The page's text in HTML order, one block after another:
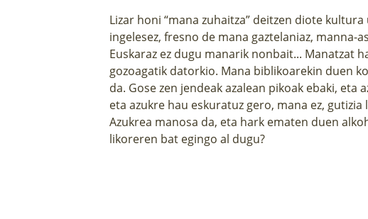
Lizar honi “mana zuhaitza” deitzen diote
ingelesez, fresno de mana gaztelaniaz, manna-
Euskaraz ez dugu manarik nonbait... Manatzat
gozoagatik datorkio. Mana biblikoarekin duen
da. Gose zen jendeak azalean pikoak ebaki,
eta azukre hau eskuratuz gero, mana ez,
Azukrea manosa da, eta hark ematen duen
likoreren bat egingo al dugu?